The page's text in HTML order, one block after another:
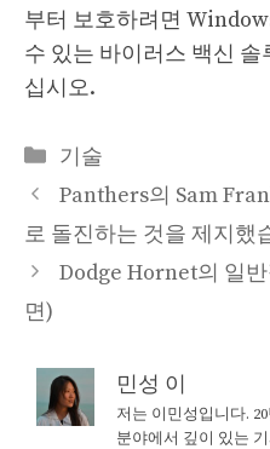
부터 보호하려면
수 있는 바이러스 백신
십시오.
Categories
기술
Panthers의 Sam
로 돌진하는 것을 제지했
Dodge Hornet의 일
면)
민성 이
저는 이민성입니다.
분야에서 깊이 있는